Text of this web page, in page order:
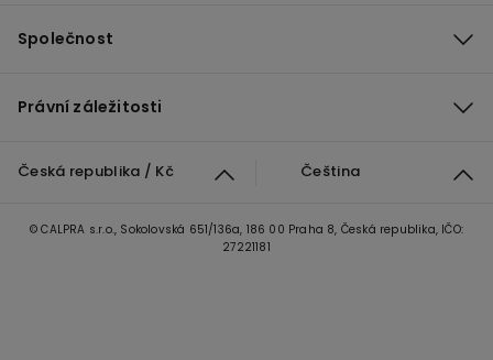
Společnost
Právní záležitosti
Česká republika / Kč Čeština
© CALPRA s.r.o., Sokolovská 651/136a, 186 00 Praha 8, Česká republika, IČO:
27221181